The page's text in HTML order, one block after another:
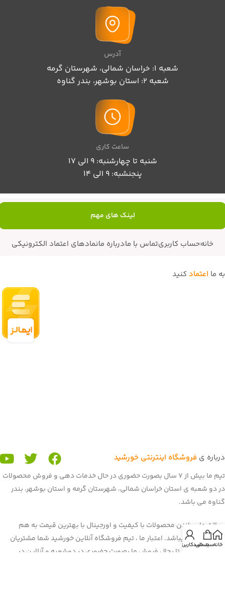
آدرس
شعبه 1: خراسان شمالی، شهرستان گرمه
شعبه 2: استان بوشهر، بندر گناوه
ساعت کاری
شنبه تا چهارشنبه: 9 الی 17
پنجنشبه: 9 الی 14
لینک های مهم
خانهحساب کاربریتماس با مادرباره مانمادهای اعتماد الکترونیکی
درباره ی فروشگاه اینترنتی خورشید
تیم ما بیش از 7 سال بصورت حضوری در حال خدمات دهی و فروش محصولات
در دو شعبه ی استان خراسان شمالی، شهرستان گرمه و استان بوشهر، بندر
گناوه می باشد.
رسالت ما رساندن محصولات با کیفیت و اورجینال با بهترین قیمت به هم
میهنان عزیز میباشد. اعتبار ما ، تیم فروشگاه آنلاین خورشید شما مشتریان
عزیز می باشید. تا بحال فروش ما بصورت حضوری در دوشعبه و آنلاین در
به ما اعتماد کنید
خانهسبد خرید
حساب کاربری من